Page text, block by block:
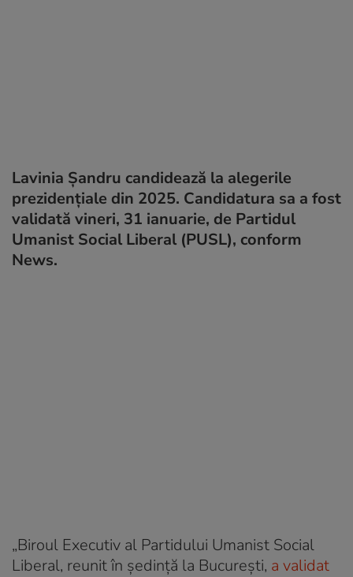
Lavinia Șandru candidează la alegerile
prezidențiale din 2025. Candidatura sa a fost
validată vineri, 31 ianuarie, de Partidul
Umanist Social Liberal (PUSL), conform
News.
„Biroul Executiv al Partidului Umanist Social
Liberal, reunit în şedinţă la Bucureşti, a validat